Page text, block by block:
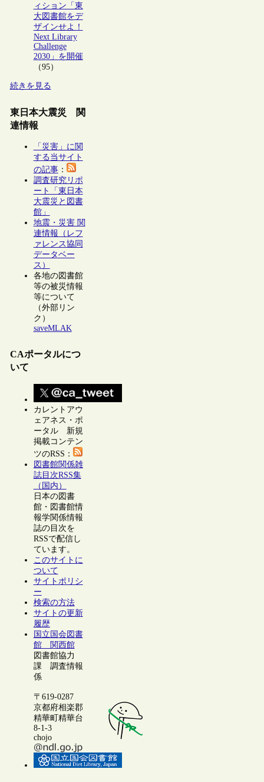
ィション「東
大図書館をデ
ザインせよ！
Next Library
Challenge
2030」を開催
（95）
続きを見る
東日本大震災 関
連情報
「災害」に関
する当サイト
の記事：
調査研究リポ
ート「東日本
大震災と図書
館」
地震・災害 関
連情報（レフ
ァレンス協同
データベー
ス）
各地の図書館
等の被災情報
等について
（外部リン
ク）
saveMLAK
CAポータルにつ
いて
カレントアウ
ェアネス・ポ
ータル 新規
掲載コンテン
ツのRSS：
図書館関係雑
誌目次RSS集
（国内）
日本の図書
館・図書館情
報学関係情報
誌の目次を
RSSで配信し
ています。
このサイトに
ついて
サイトポリシ
ー
検索の方法
サイトの更新
履歴
国立国会図書
館 関西館
図書館協力
課 調査情報
係
〒619-0287
京都府相楽郡
精華町精華台
8-1-3
chojo